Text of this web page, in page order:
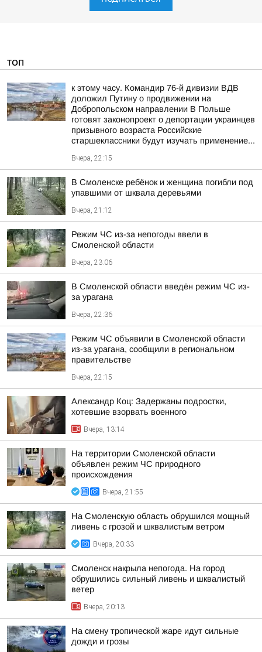
ТОП
к этому часу. Командир 76-й дивизии ВДВ
доложил Путину о продвижении на
Добропольском направлении В Польше
готовят законопроект о депортации украинцев
призывного возраста Российские
старшеклассники будут изучать применение...
Вчера, 22:15
В Смоленске ребёнок и женщина погибли под
упавшими от шквала деревьями
Вчера, 21:12
Режим ЧС из-за непогоды ввели в
Смоленской области
Вчера, 23:06
В Смоленской области введён режим ЧС из-
за урагана
Вчера, 22:36
Режим ЧС объявили в Смоленской области
из-за урагана, сообщили в региональном
правительстве
Вчера, 22:15
Александр Коц: Задержаны подростки,
хотевшие взорвать военного
Вчера, 13:14
На территории Смоленской области
объявлен режим ЧС природного
происхождения
Вчера, 21:55
На Смоленскую область обрушился мощный
ливень с грозой и шквалистым ветром
Вчера, 20:33
Смоленск накрыла непогода. На город
обрушились сильный ливень и шквалистый
ветер
Вчера, 20:13
На смену тропической жаре идут сильные
дожди и грозы